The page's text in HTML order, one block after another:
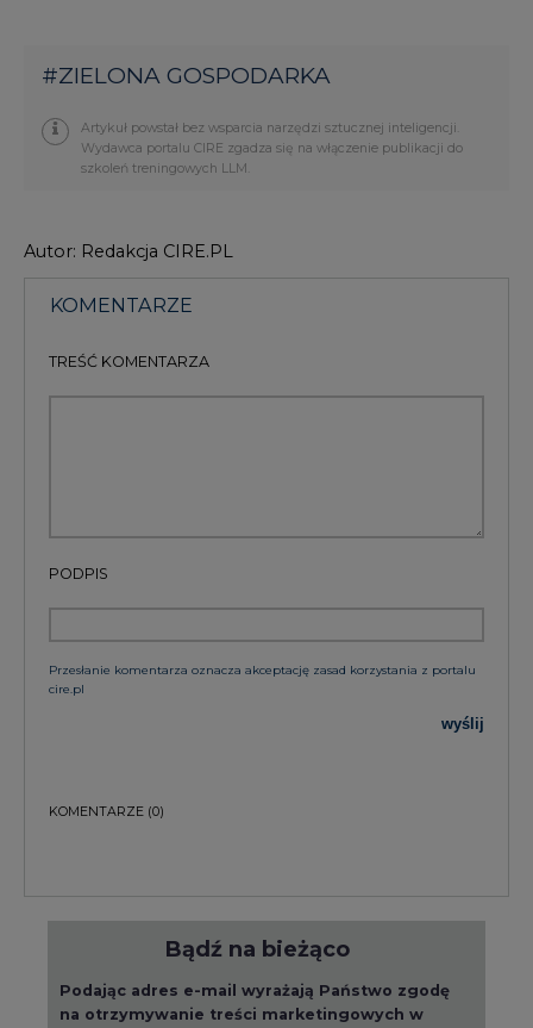
#ZIELONA GOSPODARKA
Artykuł powstał bez wsparcia narzędzi sztucznej inteligencji.
Wydawca portalu CIRE zgadza się na włączenie publikacji do
szkoleń treningowych LLM.
Autor: Redakcja CIRE.PL
KOMENTARZE
TREŚĆ KOMENTARZA
PODPIS
Przesłanie komentarza oznacza akceptację zasad korzystania z portalu
cire.pl
wyślij
KOMENTARZE (0)
Bądź na bieżąco
Podając adres e-mail wyrażają Państwo zgodę
na otrzymywanie treści marketingowych w